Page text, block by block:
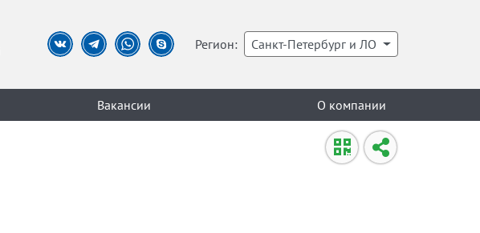
Регион: Санкт-Петербург и ЛО
Вакансии О компании